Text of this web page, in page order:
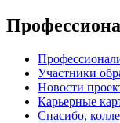
Участники
Новости
Карьерные
Спасибо,